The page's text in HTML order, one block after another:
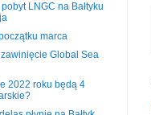
LNGC na Bałtyku
marca
Global Sea
2022 roku będą 4